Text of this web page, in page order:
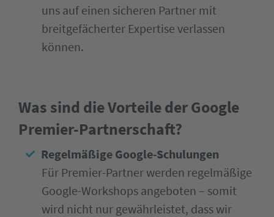
uns auf einen sicheren Partner mit
breitgefächerter Expertise verlassen
können.
Was sind die Vorteile der Google
Premier-Partnerschaft?
Regelmäßige Google-Schulungen
Für Premier-Partner werden regelmäßige
Google-Workshops angeboten – somit
wird nicht nur gewährleistet, dass wir